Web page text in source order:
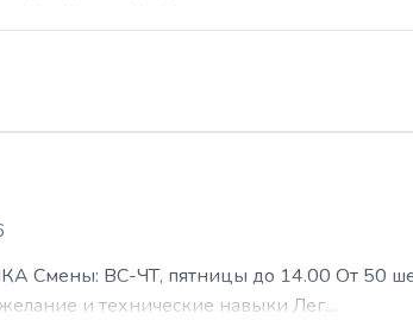
ВС-ЧТ, пятницы до 14.00 От 50 шек
и технические навыки Лег...